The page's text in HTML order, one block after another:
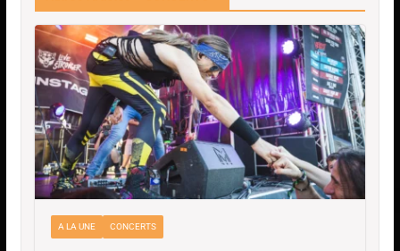
A LA UNE CONCERTS